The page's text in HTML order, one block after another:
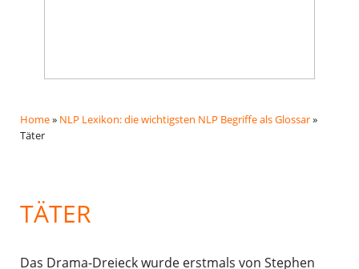
Home» NLP Lexikon: die wichtigsten NLP Begriffe als Glossar»
Täter
TÄTER
Das Drama-Dreieck wurde erstmals von Stephen